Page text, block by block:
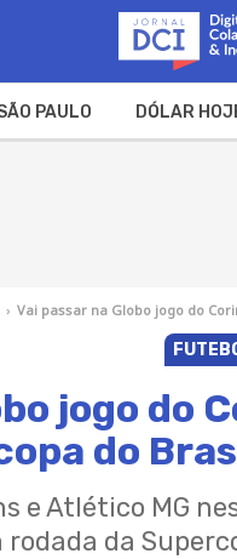
PAULO DÓLAR
› Vai passar na Globo jogo do
jogo do
do
e Atlético MG
rodada da